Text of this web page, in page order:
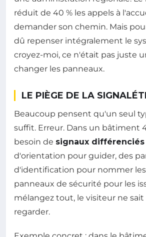
réduit de 40 % les appels à
demander son chemin. Mais
dû repenser intégralement le
croyez-moi, ce n'était pas juste
changer les panneaux.
LE PIÈGE DE LA
Beaucoup pensent qu'un seul
suffit. Erreur. Dans un bâtiment
besoin de signaux différenciés
d'orientation pour guider, des
d'identification pour nommer les
panneaux de sécurité pour les
mélangez tout, le visiteur ne
regarder.